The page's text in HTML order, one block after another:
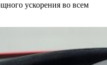
ускорения во всем